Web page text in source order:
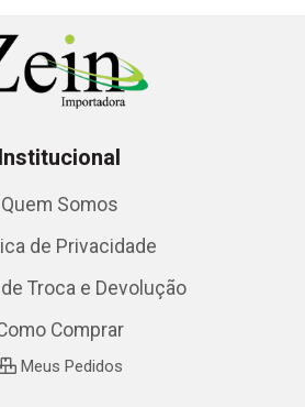
Institucional
Quem Somos
de Privacidade
Troca e Devolução
Comprar
Meus Pedidos